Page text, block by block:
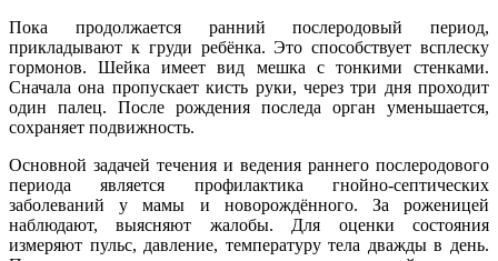
Пока продолжается ранний послеродовый период,
прикладывают к груди ребёнка. Это способствует всплеску
гормонов. Шейка имеет вид мешка с тонкими стенками.
Сначала она пропускает кисть руки, через три дня проходит
один палец. После рождения последа орган уменьшается,
сохраняет подвижность.
Основной задачей течения и ведения раннего послеродового
периода является профилактика гнойно-септических
заболеваний у мамы и новорождённого. За роженицей
наблюдают, выясняют жалобы. Для оценки состояния
измеряют пульс, давление, температуру тела дважды в день.